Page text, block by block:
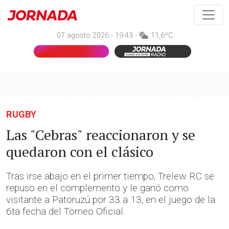
07 agosto 2026 - 19:43 - 11,6ºC
RUGBY
Las "Cebras" reaccionaron y se
quedaron con el clásico
Tras irse abajo en el primer tiempo, Trelew RC se
repuso en el complemento y le ganó como
visitante a Patoruzú por 33 a 13, en el juego de la
6ta fecha del Torneo Oficial.